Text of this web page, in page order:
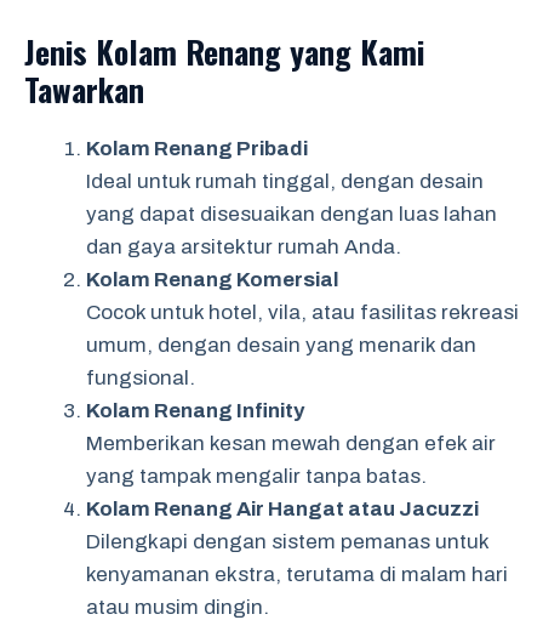
Jenis Kolam Renang yang Kami
Tawarkan
Kolam Renang Pribadi
Ideal untuk rumah tinggal, dengan desain
yang dapat disesuaikan dengan luas lahan
dan gaya arsitektur rumah Anda.
Kolam Renang Komersial
Cocok untuk hotel, vila, atau fasilitas rekreasi
umum, dengan desain yang menarik dan
fungsional.
Kolam Renang Infinity
Memberikan kesan mewah dengan efek air
yang tampak mengalir tanpa batas.
Kolam Renang Air Hangat atau Jacuzzi
Dilengkapi dengan sistem pemanas untuk
kenyamanan ekstra, terutama di malam hari
atau musim dingin.